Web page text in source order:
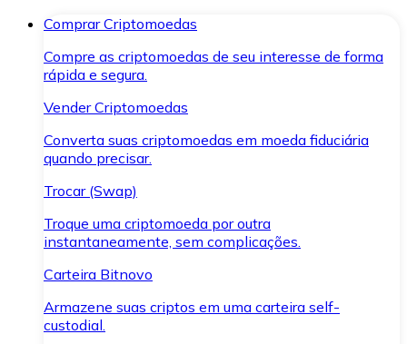
Comprar Criptomoedas
Compre as criptomoedas de seu interesse de forma
rápida e segura.
Vender Criptomoedas
Converta suas criptomoedas em moeda fiduciária
quando precisar.
Trocar (Swap)
Troque uma criptomoeda por outra
instantaneamente, sem complicações.
Carteira Bitnovo
Armazene suas criptos em uma carteira self-
custodial.